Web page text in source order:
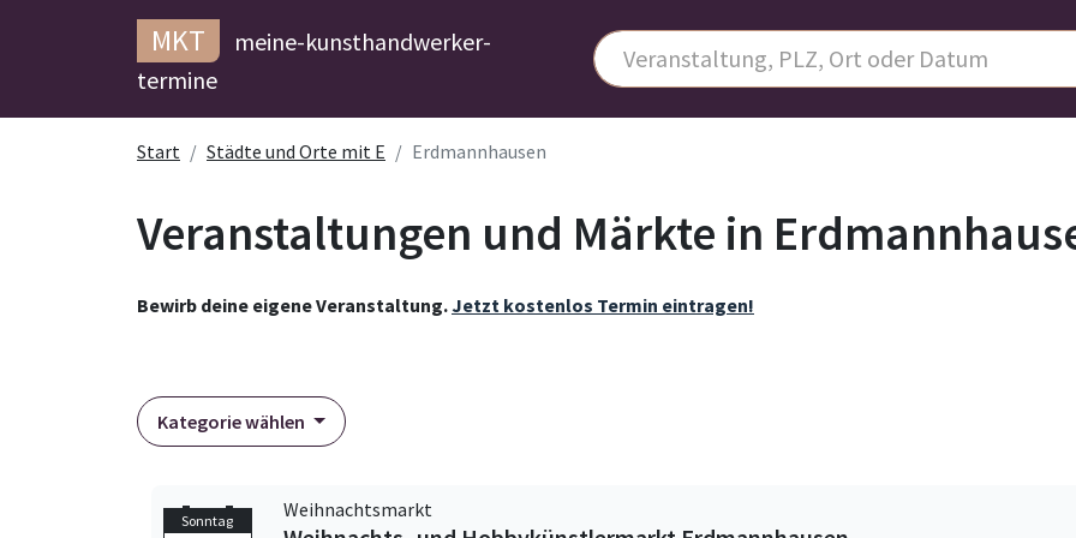
MKT
meine-kunsthandwerker-
termine
Start Städte und Orte mit E Erdmannhausen
Veranstaltungen und Märkte in
Bewirb deine eigene Veranstaltung.Jetzt kostenlos Termin eintragen!
Kategorie wählen
Sonntag Weihnachtsmarkt